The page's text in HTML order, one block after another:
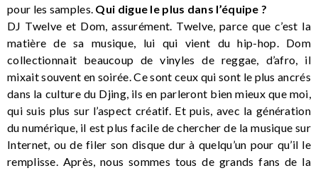
pour les samples. Qui digue le plus dans l’équipe ?
DJ Twelve et Dom, assurément. Twelve, parce que c’est la
matière de sa musique, lui qui vient du hip-hop. Dom
collectionnait beaucoup de vinyles de reggae, d’afro, il
mixait souvent en soirée. Ce sont ceux qui sont le plus ancrés
dans la culture du Djing, ils en parleront bien mieux que moi,
qui suis plus sur l’aspect créatif. Et puis, avec la génération
du numérique, il est plus facile de chercher de la musique sur
Internet, ou de filer son disque dur à quelqu’un pour qu’il le
remplisse. Après, nous sommes tous de grands fans de la